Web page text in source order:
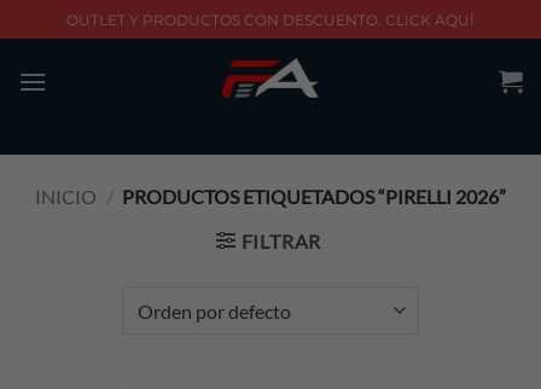
to
content
OUTLET Y PRODUCTOS CON DESCUENTO. CLICK AQUÍ
INICIO / PRODUCTOS ETIQUETADOS “PIRELLI 2026”
FILTRAR